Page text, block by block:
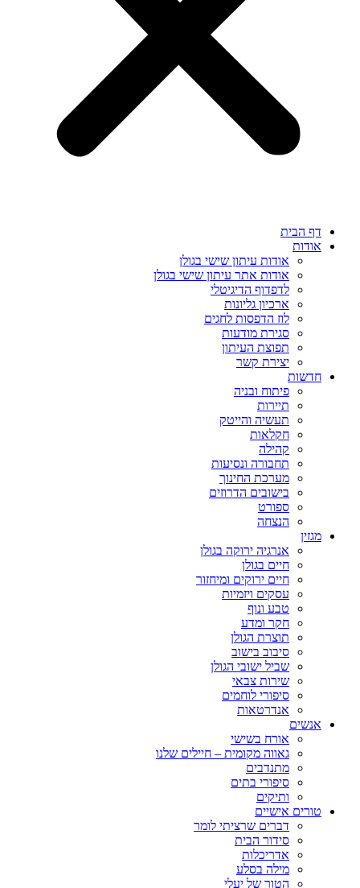
דף הבית
אודות
אודות עיתון שישי בגולן
אודות אתר עיתון שישי בגולן
לדפדוף הדיגיטלי
ארכיון גליונות
לוז הדפסות לחגים
סגירת מודעות
תפוצת העיתון
יצירת קשר
חדשות
פיתוח ובניה
תיירות
תעשיה והייטק
חקלאות
קהילה
תחבורה ונסיעות
מערכת החינוך
בישובים הדרוזים
ספורט
הנצחה
מגזין
אנרגיה ירוקה בגולן
חיים בגולן
חיים ירוקים ומיחזור
עסקים ויזמיות
טבע ונוף
חקר ומדע
תוצרת הגולן
סיבוב בישוב
שביל ישובי הגולן
שירות צבאי
סיפורי לוחמים
אנדרטאות
אנשים
אורח בשישי
גאווה מקומית – חיילים שלנו
מתנדבים
סיפורי בתים
ותיקים
טורים אישיים
דברים שרציתי לומר
סידור הבית
אדריכלות
מילה בסלע
הטור של יעלי